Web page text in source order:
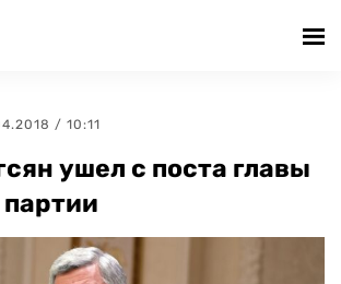
/ 10:11
ушел с поста главы